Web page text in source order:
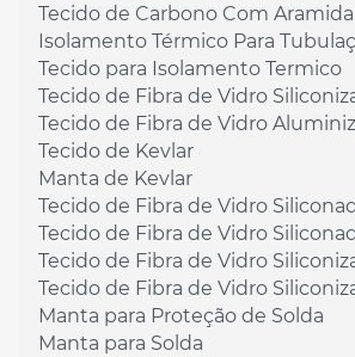
Tecido de Carbono Com Aramida
Isolamento Térmico Para
Tecido para Isolamento Termico
Tecido de Fibra de Vidro
Tecido de Fibra de Vidro
Tecido de Kevlar
Manta de Kevlar
Tecido de Fibra de Vidro
Tecido de Fibra de Vidro
Tecido de Fibra de Vidro
Tecido de Fibra de Vidro
Manta para Proteção de Solda
Manta para Solda